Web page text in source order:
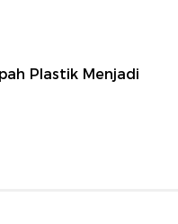
Plastik Menjadi